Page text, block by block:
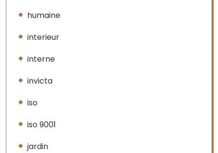
humaine
interieur
interne
invicta
iso
iso 9001
jardin